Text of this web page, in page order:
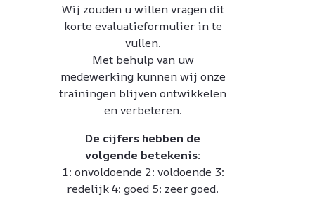
Wij zouden u willen vragen dit
korte evaluatieformulier in te
vullen.
Met behulp van uw
medewerking kunnen wij onze
trainingen blijven ontwikkelen
en verbeteren.
De cijfers hebben de
volgende betekenis:
1: onvoldoende 2: voldoende 3:
redelijk 4: goed 5: zeer goed.